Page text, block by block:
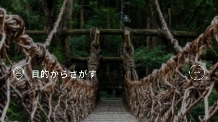
目的からさがす